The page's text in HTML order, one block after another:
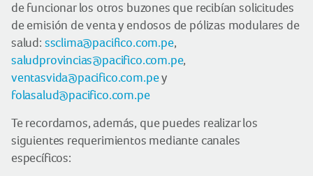
de funcionar los otros buzones que recibían solicitudes
de emisión de venta y endosos de pólizas modulares de
salud: ssclima@pacifico.com.pe,
saludprovincias@pacifico.com.pe,
ventasvida@pacifico.com.pey
folasalud@pacifico.com.pe
Te recordamos, además, que puedes realizar los
siguientes requerimientos mediante canales
específicos: